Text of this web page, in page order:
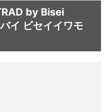
by Bisei
イ ビセイイワモ